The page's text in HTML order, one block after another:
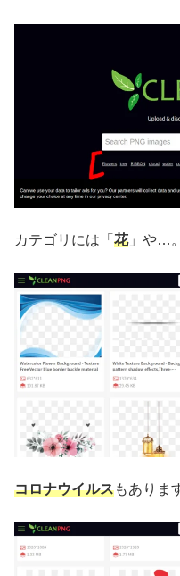
カテゴリには「 花」や…
コロナウイルスもありま